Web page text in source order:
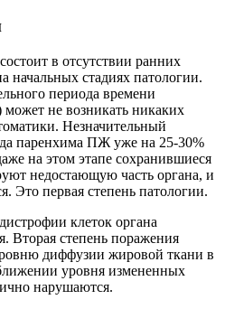
в отсутствии ранних
начальных стадиях патологии.
периода времени
может не возникать никаких
Незначительный
паренхима ПЖ уже на 25-30%
на этом этапе сохранившиеся
недостающую часть органа, и
первая степень патологии.
клеток органа
Вторая степень поражения
диффузии жировой ткани в
уровня измененных
нарушаются.